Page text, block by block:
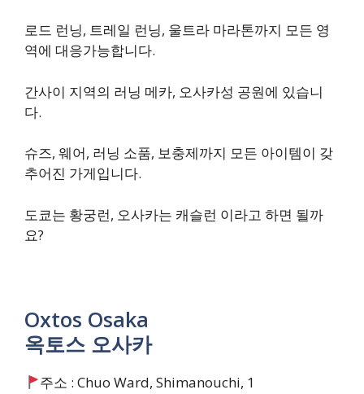
로드 런닝, 트레일 런닝, 울트라 마라톤까지 모든 영
역에 대응가능합니다.
간사이 지역의 러닝 메카, 오사카성 공원에 있습니
다.
슈즈, 웨어, 러닝 소품, 보충제까지 모든 아이템이 갖
추어진 가게입니다.
​도쿄는 황궁런, 오사카는 캐슬런 이라고 하면 될까
요?
Oxtos Osaka
옥토스 오사카
주소 : Chuo Ward, Shimanouchi, 1